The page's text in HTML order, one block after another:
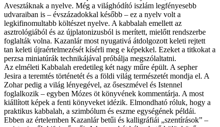
Avesztáknak a nyelve. Még a világhódító iszlám legfényesebb
udvaraiban is – évszázadokkal később – ez a nyelv volt a
legkifinomultabb költészet nyelve. A kabbalah emellett az
asztrológiából és az újplatonizusból is merített, mielőtt rendszerbe
foglalták volna. Kazanlár most nyugativá átdolgozott keleti rejtett
tan keleti újraértelmezését kísérli meg e képekkel. Ezeket a titkokat a
perzsa miniatúrák technikájával próbálja megszólaltatni.
Az elméleti Kabbalah eredetileg két nagy műre épült. A sepher
Jesira a teremtés történetét és a földi világ természetét mondja el. A
Zohar pedig a világ lényegével, az őseszmével és Istennel
foglalkozik – egyben Mózes öt könyvének kommentárja. A most
kiállított képek a fenti könyveket idézik. Elmondható róluk, hogy a
praktikus kabbalah, a szimbólum és eszme egységének példái.
Ebben az értelemben Kazanlár betűi és kalligráfiái „szentírások” –